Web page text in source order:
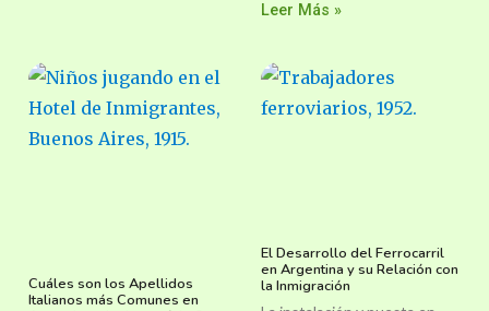
Leer Más »
Cuáles son los Apellidos
Italianos más Comunes en
El Desarrollo del Ferrocarril
en Argentina y su Relación con
la Inmigración